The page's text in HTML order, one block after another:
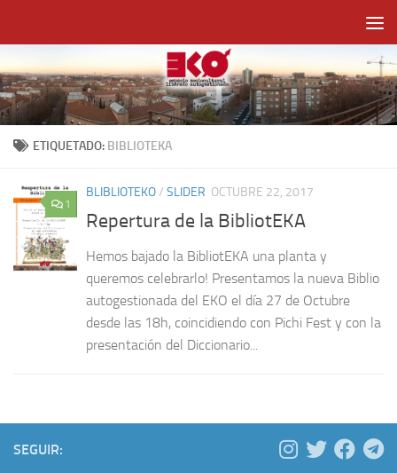
ETIQUETADO: BIBLIOTEKA
1
BLIBLIOTEKO/ SLIDER OCTUBRE 22, 2017
Repertura de la BibliotEKA
Hemos bajado la BibliotEKA una planta y
queremos celebrarlo! Presentamos la nueva Biblio
autogestionada del EKO el día 27 de Octubre
desde las 18h, coincidiendo con Pichi Fest y con la
presentación del Diccionario...
SEGUIR: